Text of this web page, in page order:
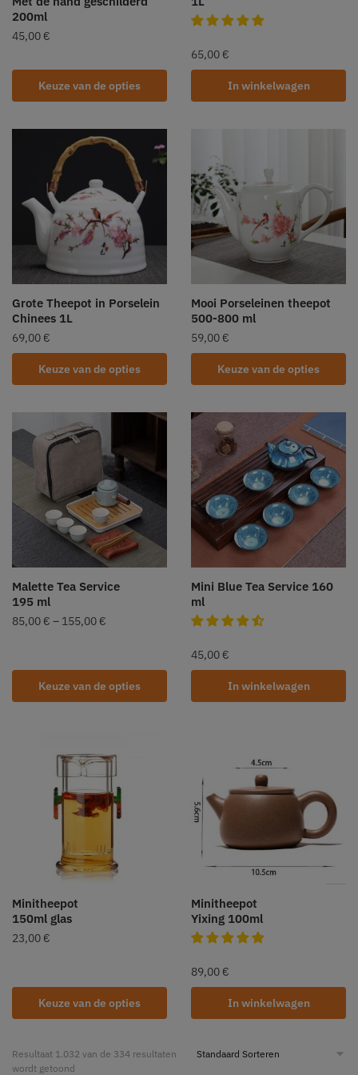
200ml
45,00 €
Keuze van de opties
65,00 €
In winkelwagen
Grote Theepot in Porselein
Chinees 1L
69,00 €
Keuze van de opties
Mooi Porseleinen theepot
500-800 ml
59,00 €
Keuze van de opties
Malette Tea Service
195 ml
85,00 € – 155,00 €
Keuze van de opties
Mini Blue Tea Service 160
ml
45,00 €
In winkelwagen
Minitheepot
150ml glas
23,00 €
Keuze van de opties
Minitheepot
Yixing 100ml
89,00 €
In winkelwagen
Resultaat 1.032 van de 334 resultaten
wordt getoond